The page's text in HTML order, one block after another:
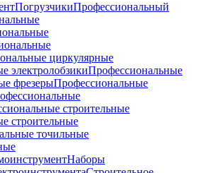
ПогрузчикиПрофессиональный
циркулярные
электролобзикиПрофессиональные
фрезерыПрофессиональные
строительные
строительные
точильные
Наборы